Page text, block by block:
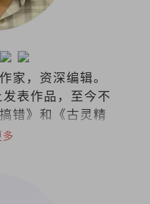
家，资深编辑。
表作品，至今不
错》和《古灵精